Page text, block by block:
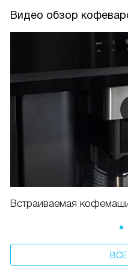
кухне.
Видео обзор
Встраиваемая